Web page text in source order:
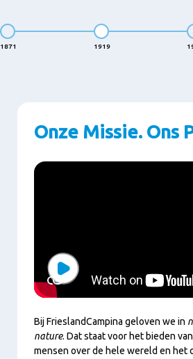
1871 1919
Onze Missie. Ons
Play
Bij FrieslandCampina geloven we in
nature. Dat staat voor het bieden
mensen over de hele wereld en het